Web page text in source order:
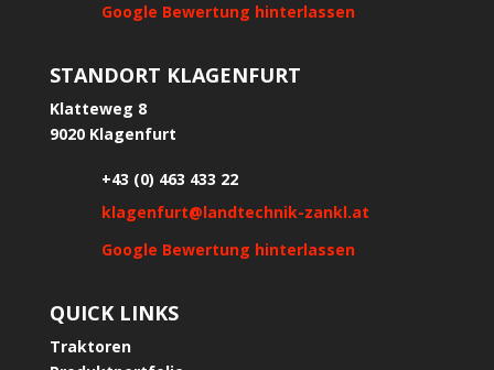
Google Bewertung hinterlassen
STANDORT KLAGENFURT
Klatteweg 8
9020 Klagenfurt
+43 (0) 463 433 22
klagenfurt@landtechnik-zankl.at
Google Bewertung hinterlassen
QUICK LINKS
Traktoren